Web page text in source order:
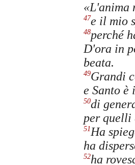
«L'anima
47e il mio
48perché
D'ora in
beata.
49Grandi
e Santo è
50di
per quelli
51 Ha
ha
52ha